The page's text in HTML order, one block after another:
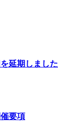
延期しました
要項